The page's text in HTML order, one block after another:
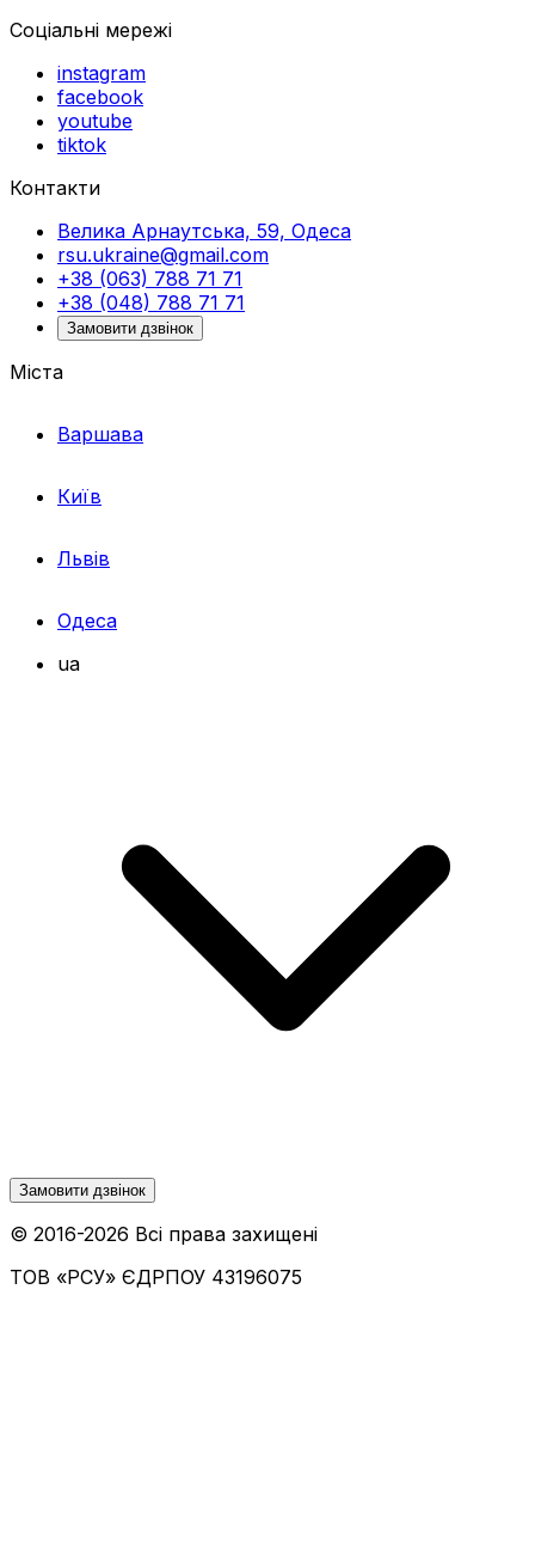
Соціальні мережі
instagram
facebook
youtube
tiktok
Контакти
Велика Арнаутська, 59, Одеса
rsu.ukraine@gmail.com
+38 (063) 788 71 71
+38 (048) 788 71 71
Замовити дзвінок
Міста
Варшава
Київ
Львів
Одеса
ua
Замовити дзвінок
© 2016-2026 Всі права захищені
ТОВ «РСУ» ЄДРПОУ 43196075